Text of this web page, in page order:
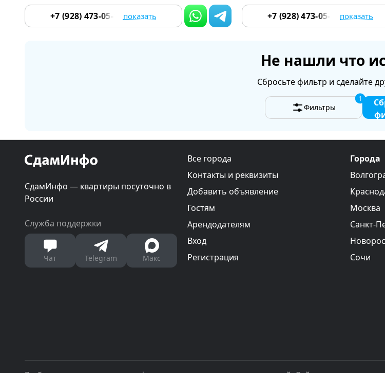
+7 (928) 473-05-12показать +7 (928) 473-05-12показать
Не нашли что
Сбросьте фильтр и сделайте
Фильтры
1
СдамИнфо — квартиры посуточно в
России
Служба поддержки
Чат Telegram Макс
Все города
Контакты и реквизиты
Добавить объявление
Гостям
Арендодателям
Вход
Регистрация
Города
Москва
Санкт-
Сочи